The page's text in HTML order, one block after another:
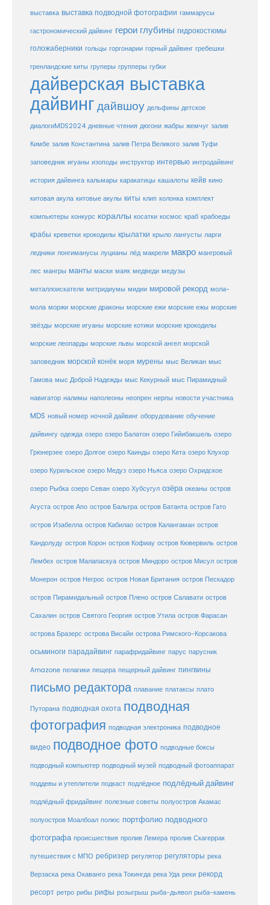
выставка выставка подводной фотографии гаммарусы
гастрономический дайвинг герои глубины гидрокостюмы
голожаберники гольцы горгонарии горный дайвинг гребешки
гренландские киты груперы групперы губки
дайверская выставка
дайвингдайвшоу дельфины детское
диалогиMDS2024 дневные чтения дюгони жабры жемчуг залив
Кимбе залив Константина залив Петра Великого залив Туфи
заповедник игуаны изоподы инструктор интервью интродайвинг
история дайвинга кальмары каракатицы кашалоты кейв кино
китовая акула китовые акулы киты клип колонка комплект
компьютеры конкурс кораллы косатки космос краб крабоеды
крабы креветки крокодилы крылатки крыло лангусты ларги
ледники лонгиманусы луцианы лёд макрели макро мангровый
лес мангры манты маски маяк медведи медузы
металлоискатели метридиумы мидии мировой рекорд мола-
мола моржи морские драконы морские ежи морские ежы морские
звёзды морские игуаны морские котики морские крокодилы
морские леопарды морские львы морской ангел морской
заповедник морской конёк моря мурены мыс Великан мыс
Гамова мыс Доброй Надежды мыс Кекурный мыс Пирамидный
навигатор налимы наполеоны неопрен нерпы новости участника
MDS новый номер ночной дайвинг оборудование обучение
дайвингу одежда озеро озеро Балатон озеро Гийибакшель озеро
Грюнерзее озеро Долгое озеро Каинды озеро Кета озеро Клухор
озеро Курильское озеро Медуз озеро Ньяса озеро Охридское
озеро Рыбка озеро Севан озеро Хубсугул озёра океаны остров
Агуста остров Апо остров Бальтра остров Батанта остров Гато
остров Изабелла остров Кабилао остров Калангаман остров
Кандолуду остров Корон остров Кофиау остров Кювервиль остров
Лембех остров Малапаскуа остров Миндоро остров Мисул остров
Монерон остров Негрос остров Новая Британия остров Пескадор
остров Пирамидальный остров Плено остров Салавати остров
Сахалин остров Святого Георгия остров Утила остров Фарасан
острова Бразерс острова Висайи острова Римского-Корсакова
осьминоги парадайвинг парафридайвинг парус парусник
Amazone пелагики пещера пещерный дайвинг пингвины
письмо редактора плавание платаксы плато
Путорана подводная охота подводная
фотография подводная электроника подводное
видео подводное фото подводные боксы
подводный компьютер подводный музей подводный фотоаппарат
поддевы и утеплители подкаст подлёдное подлёдный дайвинг
подлёдный фридайвинг полезные советы полуостров Акамас
полуостров Моалбоал полюс портфолио подводного
фотографа происшествия пролив Лемера пролив Скагеррак
путешествия с МПО ребризер регулятор регуляторы река
Верзаска река Окаванго река Токингда река Уда реки рекорд
ресорт ретро рибы рифы розыгрыш рыба-дьявол рыба-камень